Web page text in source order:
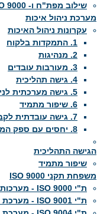
שילוב מפת"ח ו- ISO 9000
מערכת ניהול איכות
עקרונות ניהול האיכות
1. התמקדות בלקוח
2. מנהיגות
3. מעורבות עובדים
4. גישה תהליכית
5. גישה מערכתית לניהול
6. שיפור מתמיד
7. גישה עובדתית לקבלת החלטות
8. יחסים עם ספק המבוססים על תועלת הדדית
הגישה התהליכית
שיפור מתמיד
משפחת תקני ISO 9000
ת"י ISO 9000 - מערכות ניהול איכות - יסודות ומונחים
ת"י ISO 9001 - מערכת ניהול איכות - דרישות